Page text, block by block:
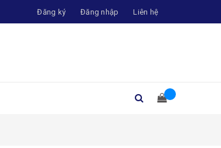
Đăng ký Đăng nhập Liên hệ